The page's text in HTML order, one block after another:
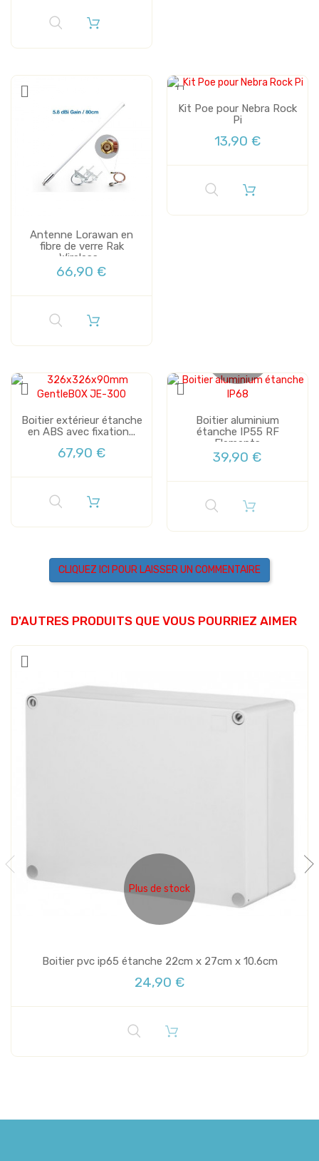
Antenne Lorawan en
fibre de verre Rak
Wireless...
66,90 €
Kit Poe pour Nebra Rock
Pi
13,90 €
Boitier extérieur étanche
en ABS avec fixation...
67,90 €
Boitier aluminium
étanche IP55 RF
Elements
39,90 €
CLIQUEZ ICI POUR LAISSER UN COMMENTAIRE
D'AUTRES PRODUITS QUE VOUS POURRIEZ AIMER
Plus de stock
Boitier pvc ip65 étanche 22cm x 27cm x 10.6cm
24,90 €